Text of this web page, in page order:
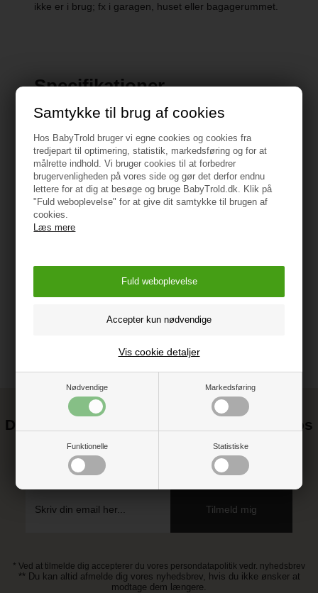
Samtykke til brug af cookies
Hos BabyTrold bruger vi egne cookies og cookies fra
tredjepart til optimering, statistik, markedsføring og for at
målrette indhold. Vi bruger cookies til at forbedrer
brugervenligheden på vores side og gør det derfor endnu
lettere for at dig at besøge og bruge BabyTrold.dk. Klik på
"Fuld weboplevelse" for at give dit samtykke til brugen af
cookies.
Læs mere
Nødvendige Markedsføring
Funktionelle Statistiske
Vis cookie detaljer
ikke er i brug; fx i garagen, huset eller bagagerummet.
Specifikationer
Type: 4 stk. hjulbeskyttere
Materiale: 100% nylon
Vask: 30 grader. Ingen skyllemiddel eller
tørretumbling
Passer til 12" og 14" barnevognshjul.
Vejledning
Det kan blive endnu billigere at handle hos
Tilmeld dig vores nyhedsbrev og gå ikke glip af gode tilbud
* Ved at tilmelde dig accepterer du vores persondatapolitik vedr. nyhedsbrev
** Du kan altid afmelde dig vores nyhedsbrev, hvis du ikke ønsker at
modtage dem længere.